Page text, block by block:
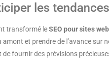
les
transformé leSEO pour sites web
amont et prendre de l’avance
de fournir des prévisions